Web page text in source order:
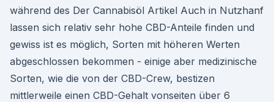
während des Der Cannabisöl Artikel Auch in Nutzhanf
lassen sich relativ sehr hohe CBD-Anteile finden und
gewiss ist es möglich, Sorten mit höheren Werten
abgeschlossen bekommen - einige aber medizinische
Sorten, wie die von der CBD-Crew, bestizen
mittlerweile einen CBD-Gehalt vonseiten über 6